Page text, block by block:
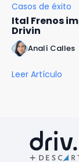
Casos de éxito
Ital Frenos
Drivin
Analí Calles
Leer Artículo